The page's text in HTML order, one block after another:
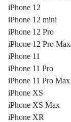
iPhone 12
iPhone 12 mini
iPhone 12 Pro
iPhone 12 Pro Max
iPhone 11
iPhone 11 Pro
iPhone 11 Pro Max
iPhone XS
iPhone XS Max
iPhone XR